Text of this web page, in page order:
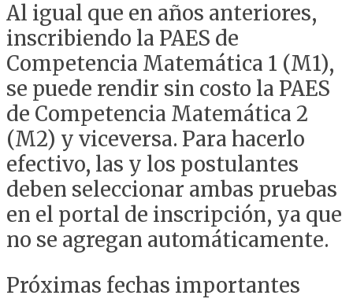
Al igual que en años anteriores,
inscribiendo la PAES de
Competencia Matemática 1 (M1),
se puede rendir sin costo la PAES
de Competencia Matemática 2
(M2) y viceversa. Para hacerlo
efectivo, las y los postulantes
deben seleccionar ambas pruebas
en el portal de inscripción, ya que
no se agregan automáticamente.
Próximas fechas importantes